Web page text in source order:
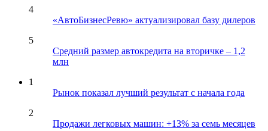
4
«АвтоБизнесРевю» актуализировал базу дилеров
5
Средний размер автокредита на вторичке – 1,2
млн
1
Рынок показал лучший результат с начала года
2
Продажи легковых машин: +13% за семь месяцев